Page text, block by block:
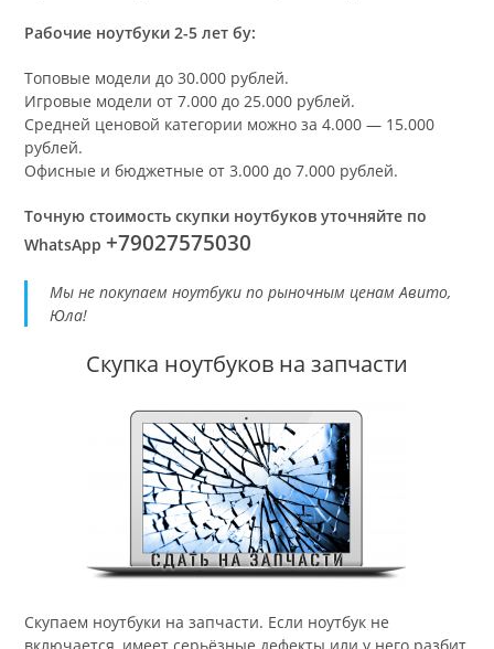
Рабочие ноутбуки 2-5 лет бу:
Топовые модели до 30.000 рублей.
Игровые модели от 7.000 до 25.000 рублей.
Средней ценовой категории можно за 4.000 — 15.000
рублей.
Офисные и бюджетные от 3.000 до 7.000 рублей.
Точную стоимость скупки ноутбуков уточняйте по
WhatsApp +79027575030
Мы не покупаем ноутбуки по рыночным ценам Авито,
Юла!
Скупка ноутбуков на запчасти
Скупаем ноутбуки на запчасти. Если ноутбук не